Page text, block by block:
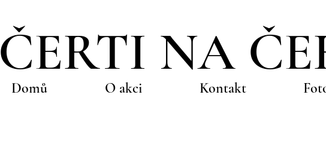
ČERTI NA
Domů O akci Kontakt